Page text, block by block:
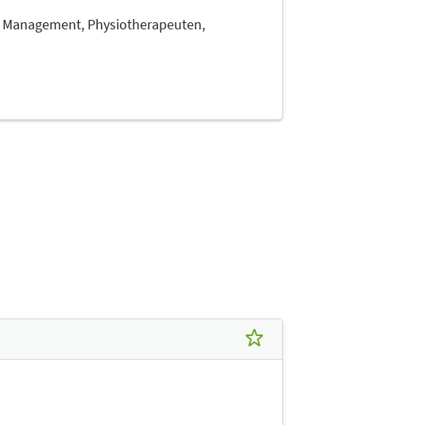
Management, Physiotherapeuten,